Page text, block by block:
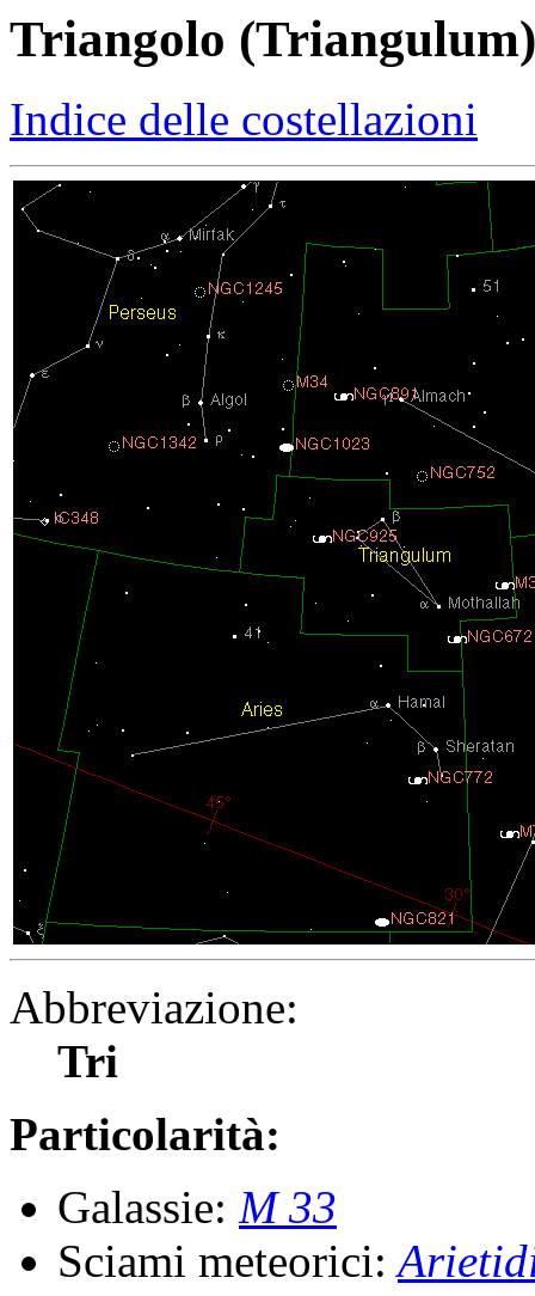
Triangolo (Triangulum)
Indice delle costellazioni
Abbreviazione:
Tri
Particolarità:
Galassie: M 33
Sciami meteorici: